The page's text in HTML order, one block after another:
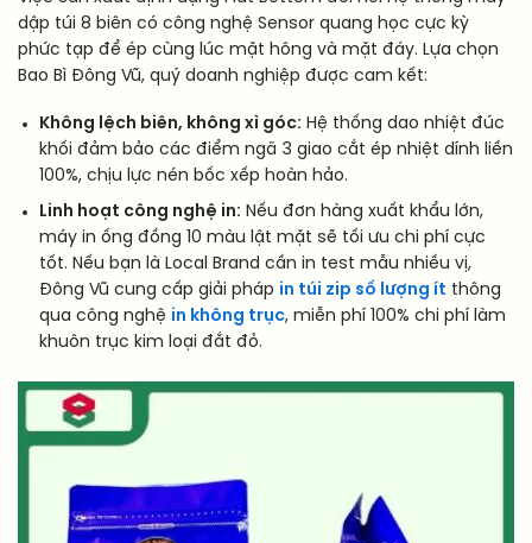
dập túi 8 biên có công nghệ Sensor quang học cực kỳ
phức tạp để ép cùng lúc mặt hông và mặt đáy. Lựa chọn
Bao Bì Đông Vũ, quý doanh nghiệp được cam kết:
Không lệch biên, không xì góc: Hệ thống dao nhiệt đúc
khối đảm bảo các điểm ngã 3 giao cắt ép nhiệt dính liền
100%, chịu lực nén bốc xếp hoàn hảo.
Linh hoạt công nghệ in: Nếu đơn hàng xuất khẩu lớn,
máy in ống đồng 10 màu lật mặt sẽ tối ưu chi phí cực
tốt. Nếu bạn là Local Brand cần in test mẫu nhiều vị,
Đông Vũ cung cấp giải pháp in túi zip số lượng ít thông
qua công nghệ in không trục, miễn phí 100% chi phí làm
khuôn trục kim loại đắt đỏ.